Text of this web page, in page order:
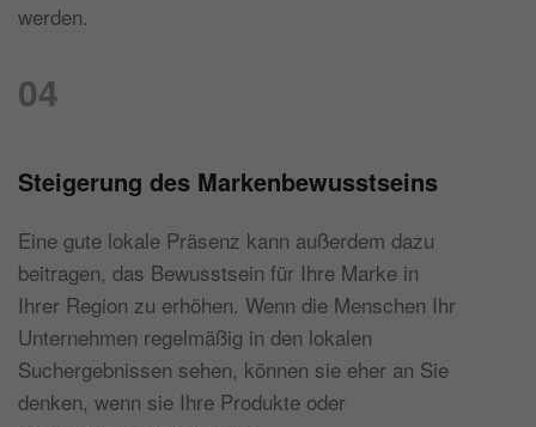
werden.
04
Steigerung des Markenbewusstseins
Eine gute lokale Präsenz kann außerdem dazu
beitragen, das Bewusstsein für Ihre Marke in
Ihrer Region zu erhöhen. Wenn die Menschen Ihr
Unternehmen regelmäßig in den lokalen
Suchergebnissen sehen, können sie eher an Sie
denken, wenn sie Ihre Produkte oder